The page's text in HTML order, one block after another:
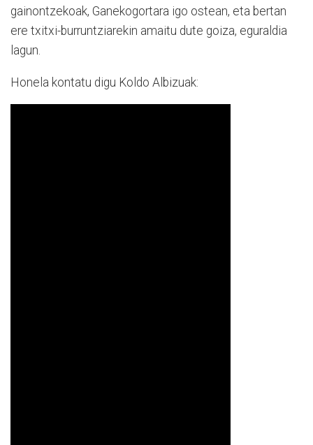
gainontzekoak, Ganekogortara igo ostean, eta bertan
ere txitxi-burruntziarekin amaitu dute goiza, eguraldia
lagun.
Honela kontatu digu Koldo Albizuak: